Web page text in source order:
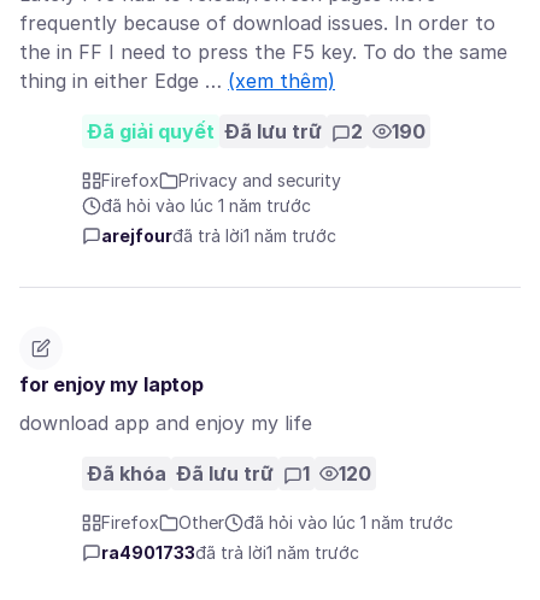
frequently because of download issues. In order to
the in FF I need to press the F5 key. To do the same
thing in either Edge … (xem thêm)
Đã giải quyết Đã lưu trữ 2 190
Firefox
Privacy and security
đã hỏi vào lúc 1 năm trước
arejfourđã trả lời1 năm trước
for enjoy my laptop
download app and enjoy my life
Đã khóa Đã lưu trữ 1 120
Firefox Other
đã hỏi vào lúc 1 năm trước
ra4901733đã trả lời1 năm trước